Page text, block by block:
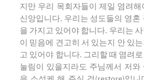
지만 우리 목회자들이 제일 염려해
신앙입니다. 우리는 성도들의 영혼
을 가지고 있어야 합니다. 우리는
이 믿음에 견고히 서 있는지 안 있
고 있어야 합니다. 그리할 때 염려
눌림이 있을지라도 주님께서 저와